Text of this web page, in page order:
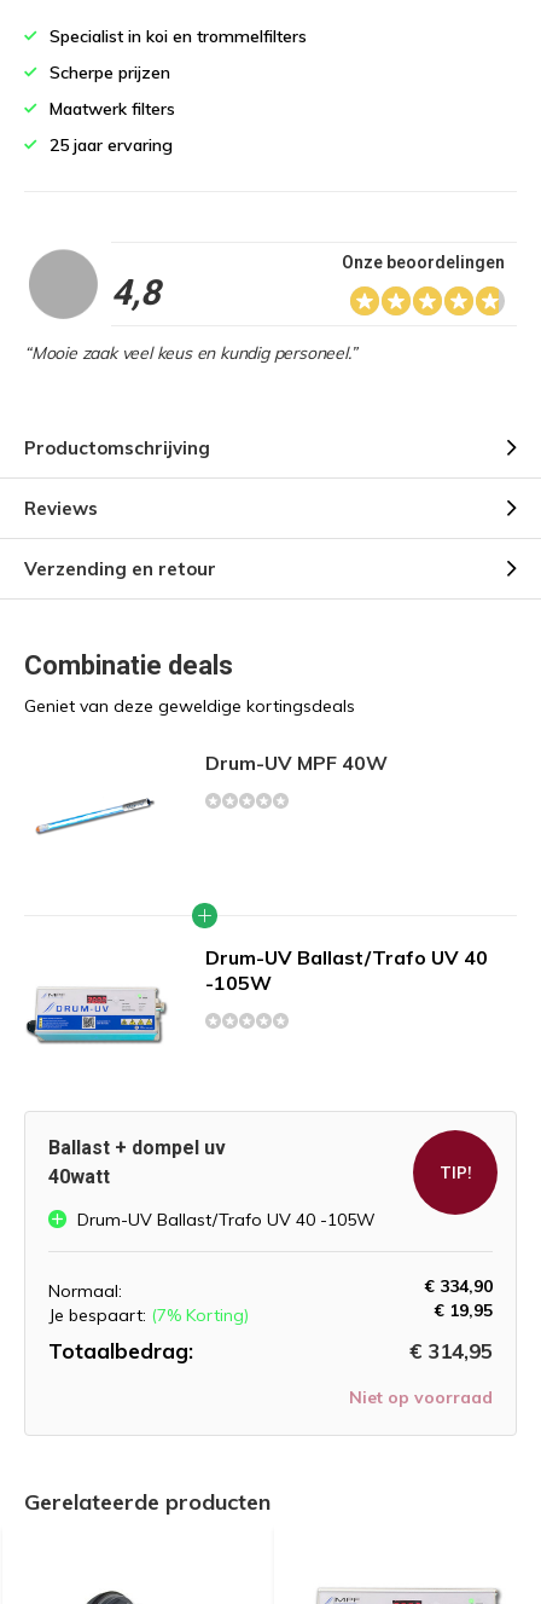
Specialist in koi en trommelfilters
Scherpe prijzen
Maatwerk filters
25 jaar ervaring
4,8
Onze beoordelingen
“Mooie zaak veel keus en kundig personeel.”
Productomschrijving
Reviews
Verzending en retour
Combinatie deals
Geniet van deze geweldige kortingsdeals
Drum-UV MPF 40W
Drum-UV Ballast/Trafo UV 40
-105W
Ballast + dompel uv
40watt
Drum-UV Ballast/Trafo UV 40 -105W
Normaal:
€ 334,90
Je bespaart: (7% Korting) € 19,95
Totaalbedrag: € 314,95
TIP!
Niet op voorraad
Gerelateerde producten